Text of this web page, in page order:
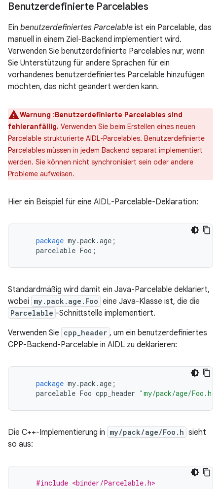
Benutzerdefinierte Parcelables
Ein benutzerdefiniertes Parcelable ist ein Parcelable, das
manuell in einem Ziel-Backend implementiert wird.
Verwenden Sie benutzerdefinierte Parcelables nur, wenn
Sie Unterstützung für andere Sprachen für ein
vorhandenes benutzerdefiniertes Parcelable hinzufügen
möchten, das nicht geändert werden kann.
Warnung :Benutzerdefinierte Parcelables sind
fehleranfällig. Verwenden Sie beim Erstellen eines neuen
Parcelable strukturierte AIDL-Parcelables. Benutzerdefinierte
Parcelables müssen in jedem Backend separat implementiert
werden. Sie können nicht synchronisiert sein oder andere
Probleme aufweisen.
Hier ein Beispiel für eine AIDL-Parcelable-Deklaration:
package my.pack .age ;
parcelable Foo ;
Standardmäßig wird damit ein Java-Parcelable deklariert,
wobei my.pack.age.Foo eine Java-Klasse ist, die die
Parcelable -Schnittstelle implementiert.
Verwenden Sie cpp_header , um ein benutzerdefiniertes
CPP-Backend-Parcelable in AIDL zu deklarieren:
package my.pack .age ;
parcelable Foo cpp_header "my/pack/age/Foo.h"
Die C++-Implementierung in my/pack/age/Foo.h sieht
so aus:
#include <binder/Parcelable.h>